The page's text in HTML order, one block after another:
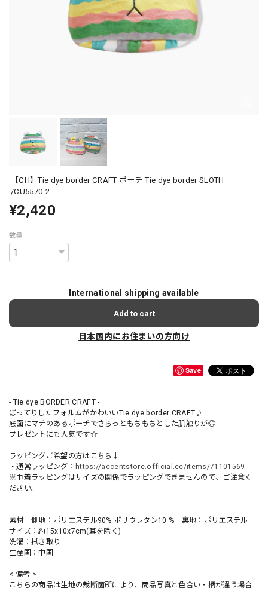
【CH】Tie dye border CRAFT ポーチ Tie dye border SLOTH
/CU5570-2
¥2,420
数量
International shipping available
Add to cart
日本国内にお住まいの方向け
Save
- Tie dye BORDER CRAFT -
ぽってりしたフォルムがかわいいTie dye border CRAFT♪
底面にマチのあるポーチでさらっともちもちとした肌触りが◎
プレゼントにも人気です☆
ラッピングご希望の方はこちら↓
・通常ラッピング： https://accentstore.official.ec/items/71101569
※巾着ラッピングはサイズの関係でラッピングできませんので、ご注意く
ださい。
----------------------------------------------------------------------------------------------
素材 側地：ポリエステル90% ポリウレタン10 % 裏地：ポリエステル
サイズ：約15x10x7cm(耳を除く)
洗濯：拭き取り
生産国：中国
< 備考 >
こちらの商品は生地の裁断箇所により、商品写真と色合い・柄が違う場合